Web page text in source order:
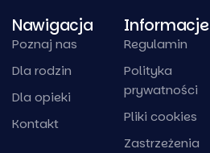
Nawigacja
Poznaj nas
Dla rodzin
Dla opieki
Kontakt
Informacje
Regulamin
Polityka
prywatności
Pliki cookies
Zastrzeżenia